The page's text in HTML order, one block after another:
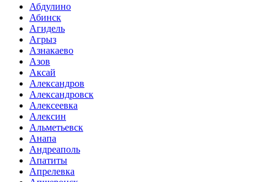
Абдулино
Абинск
Агидель
Агрыз
Азнакаево
Азов
Аксай
Александров
Александровск
Алексеевка
Алексин
Альметьевск
Анапа
Андреаполь
Апатиты
Апрелевка